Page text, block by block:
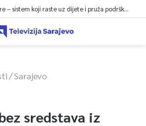
Od vrtića do mature – sistem koji raste uz dijete i pruža podršku porodici
/Sarajevo
sredstava iz